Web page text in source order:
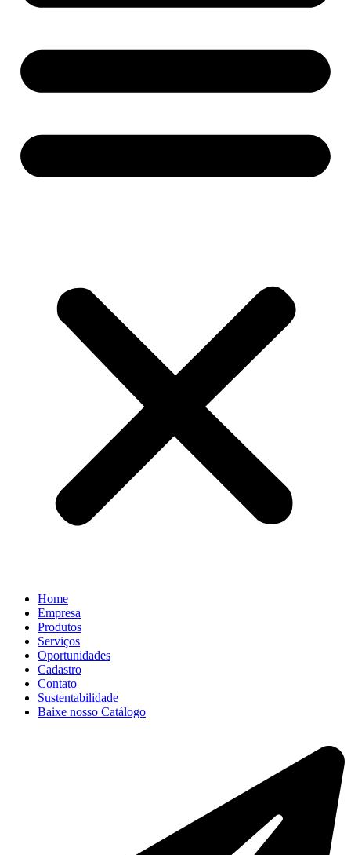
Home
Empresa
Produtos
Serviços
Oportunidades
Cadastro
Contato
Sustentabilidade
Baixe nosso Catálogo